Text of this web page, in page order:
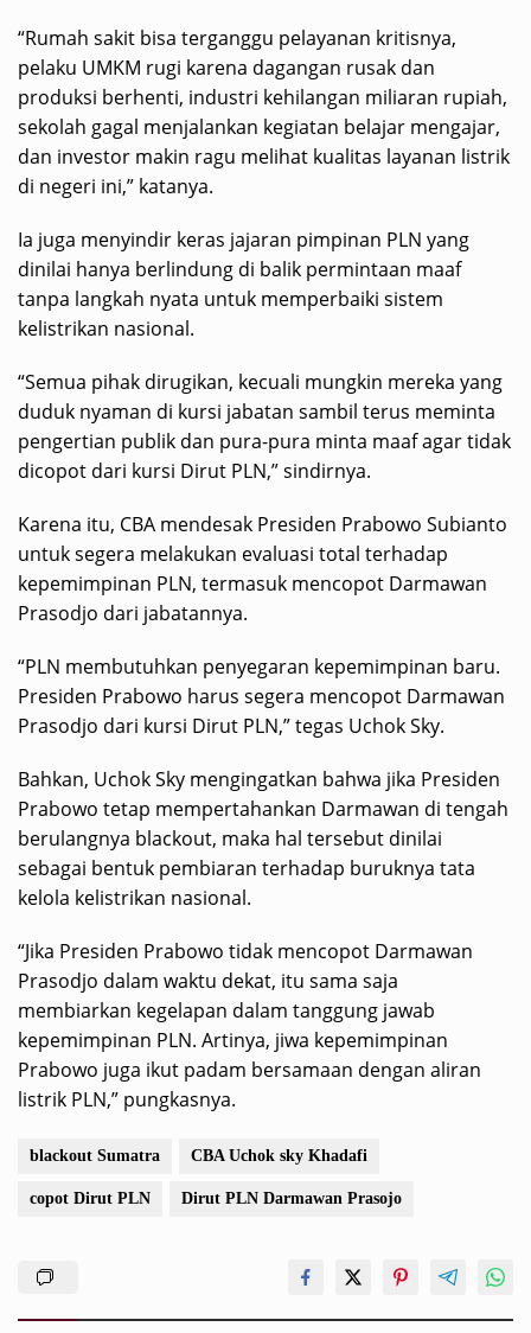
“Rumah sakit bisa terganggu pelayanan kritisnya,
pelaku UMKM rugi karena dagangan rusak dan
produksi berhenti, industri kehilangan miliaran rupiah,
sekolah gagal menjalankan kegiatan belajar mengajar,
dan investor makin ragu melihat kualitas layanan listrik
di negeri ini,” katanya.
Ia juga menyindir keras jajaran pimpinan PLN yang
dinilai hanya berlindung di balik permintaan maaf
tanpa langkah nyata untuk memperbaiki sistem
kelistrikan nasional.
“Semua pihak dirugikan, kecuali mungkin mereka yang
duduk nyaman di kursi jabatan sambil terus meminta
pengertian publik dan pura-pura minta maaf agar tidak
dicopot dari kursi Dirut PLN,” sindirnya.
Karena itu, CBA mendesak Presiden Prabowo Subianto
untuk segera melakukan evaluasi total terhadap
kepemimpinan PLN, termasuk mencopot Darmawan
Prasodjo dari jabatannya.
“PLN membutuhkan penyegaran kepemimpinan baru.
Presiden Prabowo harus segera mencopot Darmawan
Prasodjo dari kursi Dirut PLN,” tegas Uchok Sky.
Bahkan, Uchok Sky mengingatkan bahwa jika Presiden
Prabowo tetap mempertahankan Darmawan di tengah
berulangnya blackout, maka hal tersebut dinilai
sebagai bentuk pembiaran terhadap buruknya tata
kelola kelistrikan nasional.
“Jika Presiden Prabowo tidak mencopot Darmawan
Prasodjo dalam waktu dekat, itu sama saja
membiarkan kegelapan dalam tanggung jawab
kepemimpinan PLN. Artinya, jiwa kepemimpinan
Prabowo juga ikut padam bersamaan dengan aliran
listrik PLN,” pungkasnya.
blackout Sumatra CBA Uchok sky Khadafi
copot Dirut PLN Dirut PLN Darmawan Prasojo